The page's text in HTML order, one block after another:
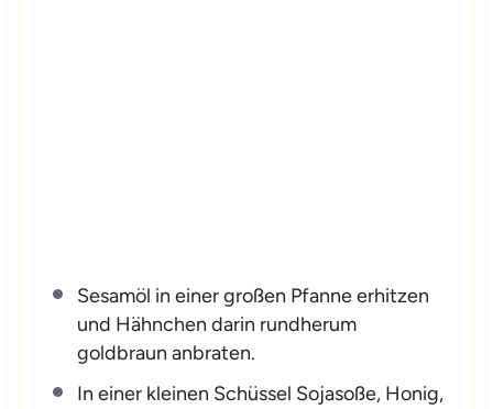
Sesamöl in einer großen Pfanne erhitzen
und Hähnchen darin rundherum
goldbraun anbraten.
In einer kleinen Schüssel Sojasoße, Honig,